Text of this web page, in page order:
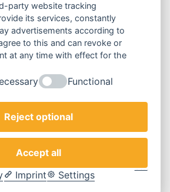
party website tracking
its services, constantly
advertisements according to
to this and can revoke or
at any time with effect for the
Functional
Reject optional
Accept all
Imprint Settings
Projekte
BilRess-Projekt
LehrRess
RessKoRo
BilRess II
BilRess III
Service
Newsletter
Impressum
Downloads